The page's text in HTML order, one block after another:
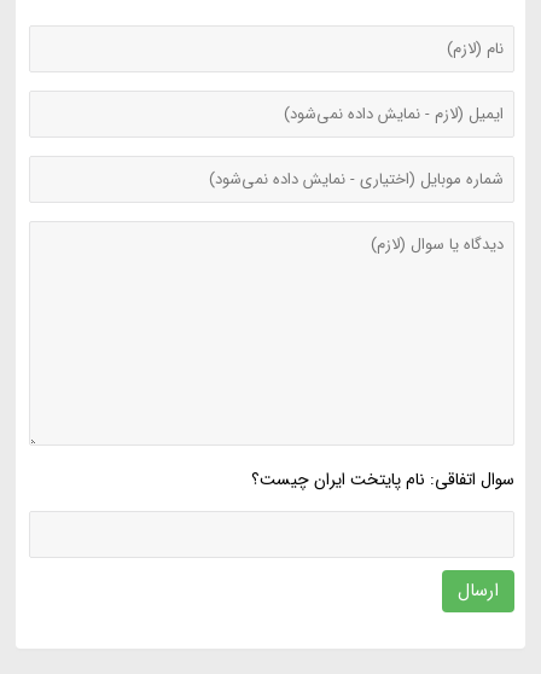
سوال اتفاقی: نام پایتخت ایران چیست؟
ارسال